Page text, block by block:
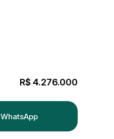
R$4.276.000
WhatsApp